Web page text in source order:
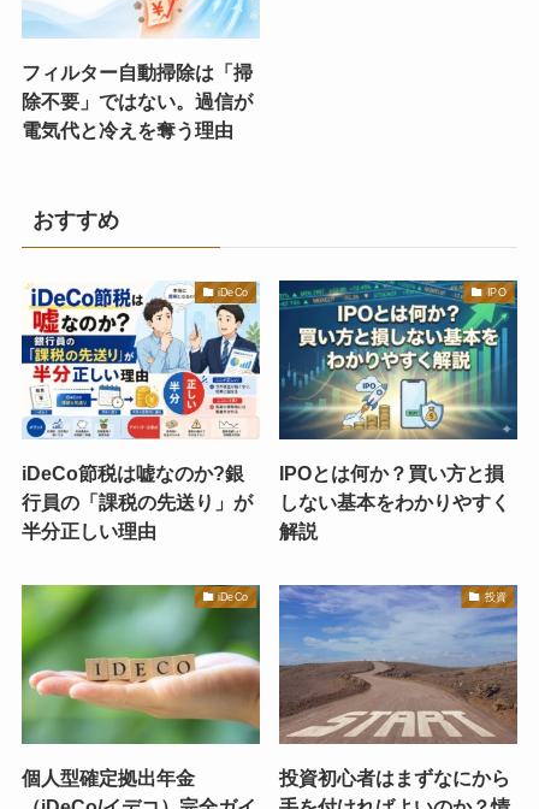
フィルター自動掃除は「掃
除不要」ではない。過信が
電気代と冷えを奪う理由
おすすめ
iDeCo
iDeCo節税は嘘なのか?銀
行員の「課税の先送り」が
半分正しい理由
IPO
IPOとは何か？買い方と損
しない基本をわかりやすく
解説
iDeCo
個人型確定拠出年金
投資
投資初心者はまずなにから